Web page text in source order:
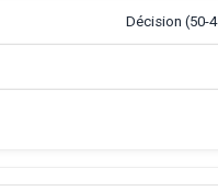
Décision (50-